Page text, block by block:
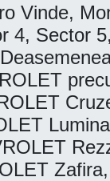
Vinde,
Sector
Zafira,